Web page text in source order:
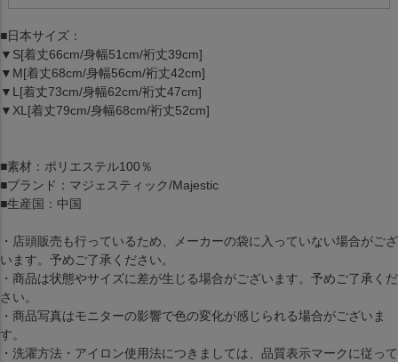
■日本サイズ：
▼S[着丈66cm/身幅51cm/裄丈39cm]
▼M[着丈68cm/身幅56cm/裄丈42cm]
▼L[着丈73cm/身幅62cm/裄丈47cm]
▼XL[着丈79cm/身幅68cm/裄丈52cm]
■素材：ポリエステル100％
■ブランド：マジェスティック/Majestic
■生産国：中国
・店頭販売も行っているため、メーカーの袋に入っていない場合がござ
います。予めご了承ください。
・商品は状態やサイズに差が生じる場合がございます。予めご了承くだ
さい。
・商品写真はモニターの影響で色の変化が感じられる場合がございま
す。
・洗濯方法・アイロン使用法につきましては、品質表示マークに従って